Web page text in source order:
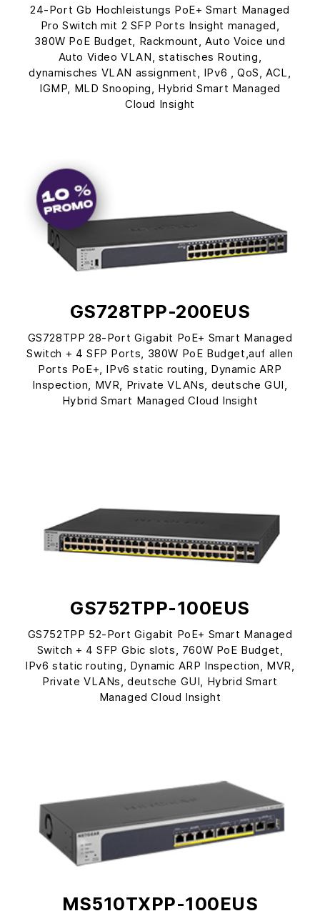
24-Port Gb Hochleistungs PoE+ Smart Managed
Pro Switch mit 2 SFP Ports Insight managed,
380W PoE Budget, Rackmount, Auto Voice und
Auto Video VLAN, statisches Routing,
dynamisches VLAN assignment, IPv6 , QoS, ACL,
IGMP, MLD Snooping, Hybrid Smart Managed
Cloud Insight
GS728TPP-200EUS
GS728TPP 28-Port Gigabit PoE+ Smart Managed
Switch + 4 SFP Ports, 380W PoE Budget,auf allen
Ports PoE+, IPv6 static routing, Dynamic ARP
Inspection, MVR, Private VLANs, deutsche GUI,
Hybrid Smart Managed Cloud Insight
GS752TPP-100EUS
GS752TPP 52-Port Gigabit PoE+ Smart Managed
Switch + 4 SFP Gbic slots, 760W PoE Budget,
IPv6 static routing, Dynamic ARP Inspection, MVR,
Private VLANs, deutsche GUI, Hybrid Smart
Managed Cloud Insight
MS510TXPP-100EUS